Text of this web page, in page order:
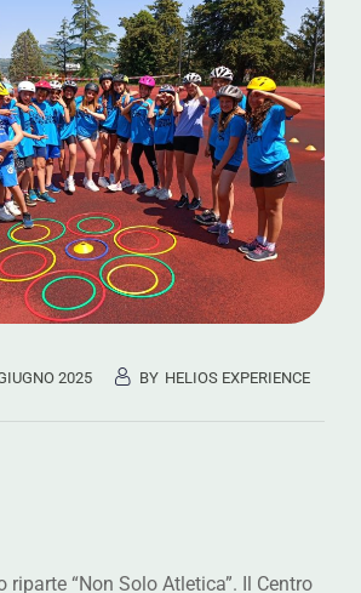
2025 BY HELIOS EXPERIENCE
riparte “Non Solo Atletica”. Il Centro